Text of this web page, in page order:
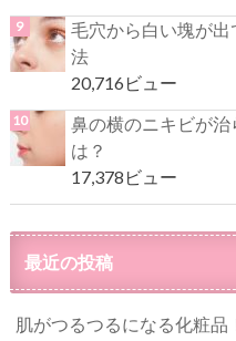
毛穴から白い塊が
法
20,716ビュー
鼻の横のニキビが
は？
17,378ビュー
最近の投稿
肌がつるつるになる化粧